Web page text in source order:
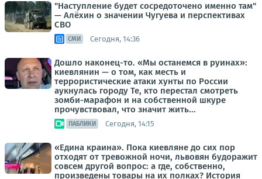
"Наступление будет сосредоточено именно там"
— Алёхин о значении Чугуева и перспективах
СВО
СМИ Сегодня, 14:36
Дошло наконец-то. «Мы останемся в руинах»:
киевлянин — о том, как месть и
террористические атаки хунты по России
аукнулась городу Те, кто перестал смотреть
зомби-марафон и на собственной шкуре
прочувствовал, что значит жить...
ПАБЛИКИ Сегодня, 14:15
«Едина краина». Пока киевляне до сих пор
отходят от тревожной ночи, львовян будоражит
совсем другой вопрос: а где, собственно,
произведены товары на их полках? История